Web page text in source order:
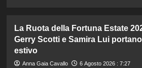
La Ruota della Fortuna Estate
Gerry Scotti e Samira Lui
estivo
Anna Gaia Cavallo 6 Agosto 2026 : 7:27